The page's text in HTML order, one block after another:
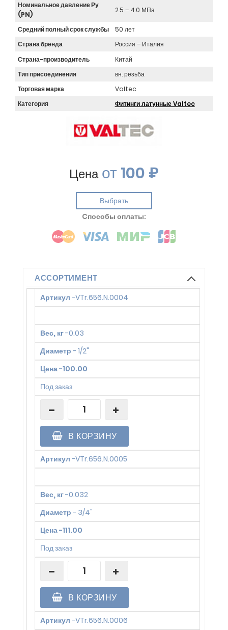
Номинальное давление Ру
(PN)
2.5 – 4.0 МПа
Средний полный срок службы
50 лет
Страна бренда
Россия – Италия
Страна-производитель
Китай
Тип присоединения
вн. резьба
Торговая марка
Valtec
Категория
Фитинги латунные Valtec
Ценаот100 ₽
Выбрать
Cпособы оплаты:
АССОРТИМЕНТ
Артикул -VTr.656.N.0004
Вес, кг-0.03
Диаметр - 1/2"
Цена-100.00
Под заказ
В КОРЗИНУ
Артикул -VTr.656.N.0005
Вес, кг-0.032
Диаметр - 3/4"
Цена-111.00
Под заказ
В КОРЗИНУ
Артикул -VTr.656.N.0006